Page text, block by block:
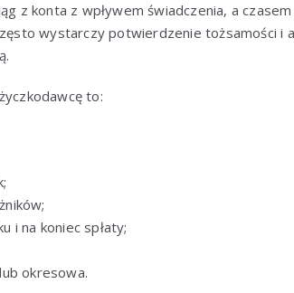
z konta z wpływem świadczenia, a
wystarczy potwierdzenie tożsamości i
to:
i na koniec spłaty;
okresowa.